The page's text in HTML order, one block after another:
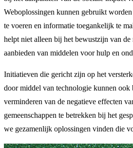
Weboplossingen kunnen gebruikt
te voeren en informatie toegankelijk te
helpt niet alleen bij het bewustzijn van de
aanbieden van middelen voor hulp en
Initiatieven die gericht zijn op het
door middel van technologie kunnen ook
verminderen van de negatieve effecten
gemeenschappen te betrekken bij het
we gezamenlijk oplossingen vinden die